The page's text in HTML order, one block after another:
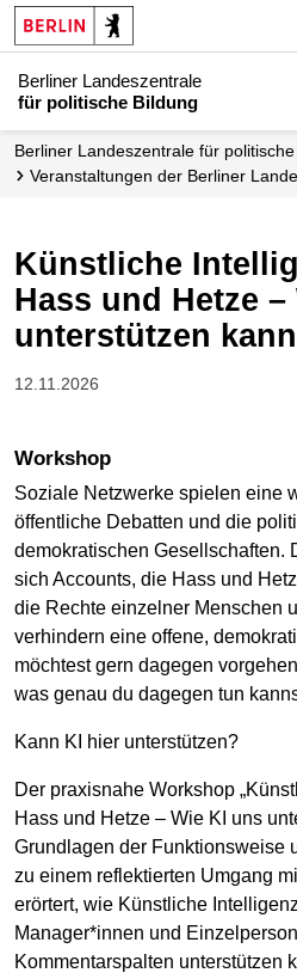
Berliner Landeszentrale
für politische Bildung
Berliner Landeszentrale für
Veranstaltungen der Berliner
Künstliche Intelligenz gegen
Hass und Hetze
unterstützen
12.11.2026
Workshop
Soziale Netzwerke spielen eine
öffentliche Debatten und die
demokratischen Gesellschaften.
sich Accounts, die Hass und
die Rechte einzelner Menschen
verhindern eine offene,
möchtest gern dagegen
was genau du dagegen tun
Kann KI hier unterstützen?
Der praxisnahe Workshop
Hass und Hetze – Wie KI uns
Grundlagen der Funktionsweise
zu einem reflektierten Umgang
erörtert, wie Künstliche
Manager*innen und
Kommentarspalten unterstützen